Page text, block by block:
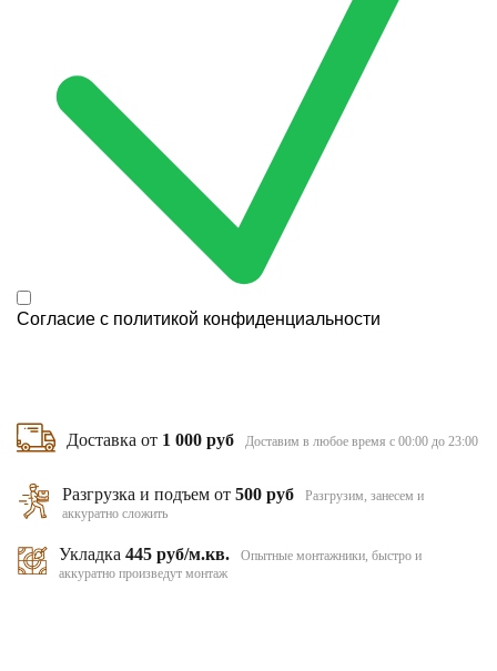
Согласие с политикой конфиденциальности
Доставка от 1 000 руб Доставим в любое время с 00:00 до 23:00
Разгрузка и подъем от500 руб
Разгрузим, занесем и
аккуратно сложить
Укладка 445 руб/м.кв.
Опытные монтажники, быстро и
аккуратно произведут монтаж